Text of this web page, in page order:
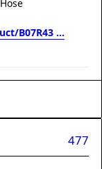
B07R43 ...
477